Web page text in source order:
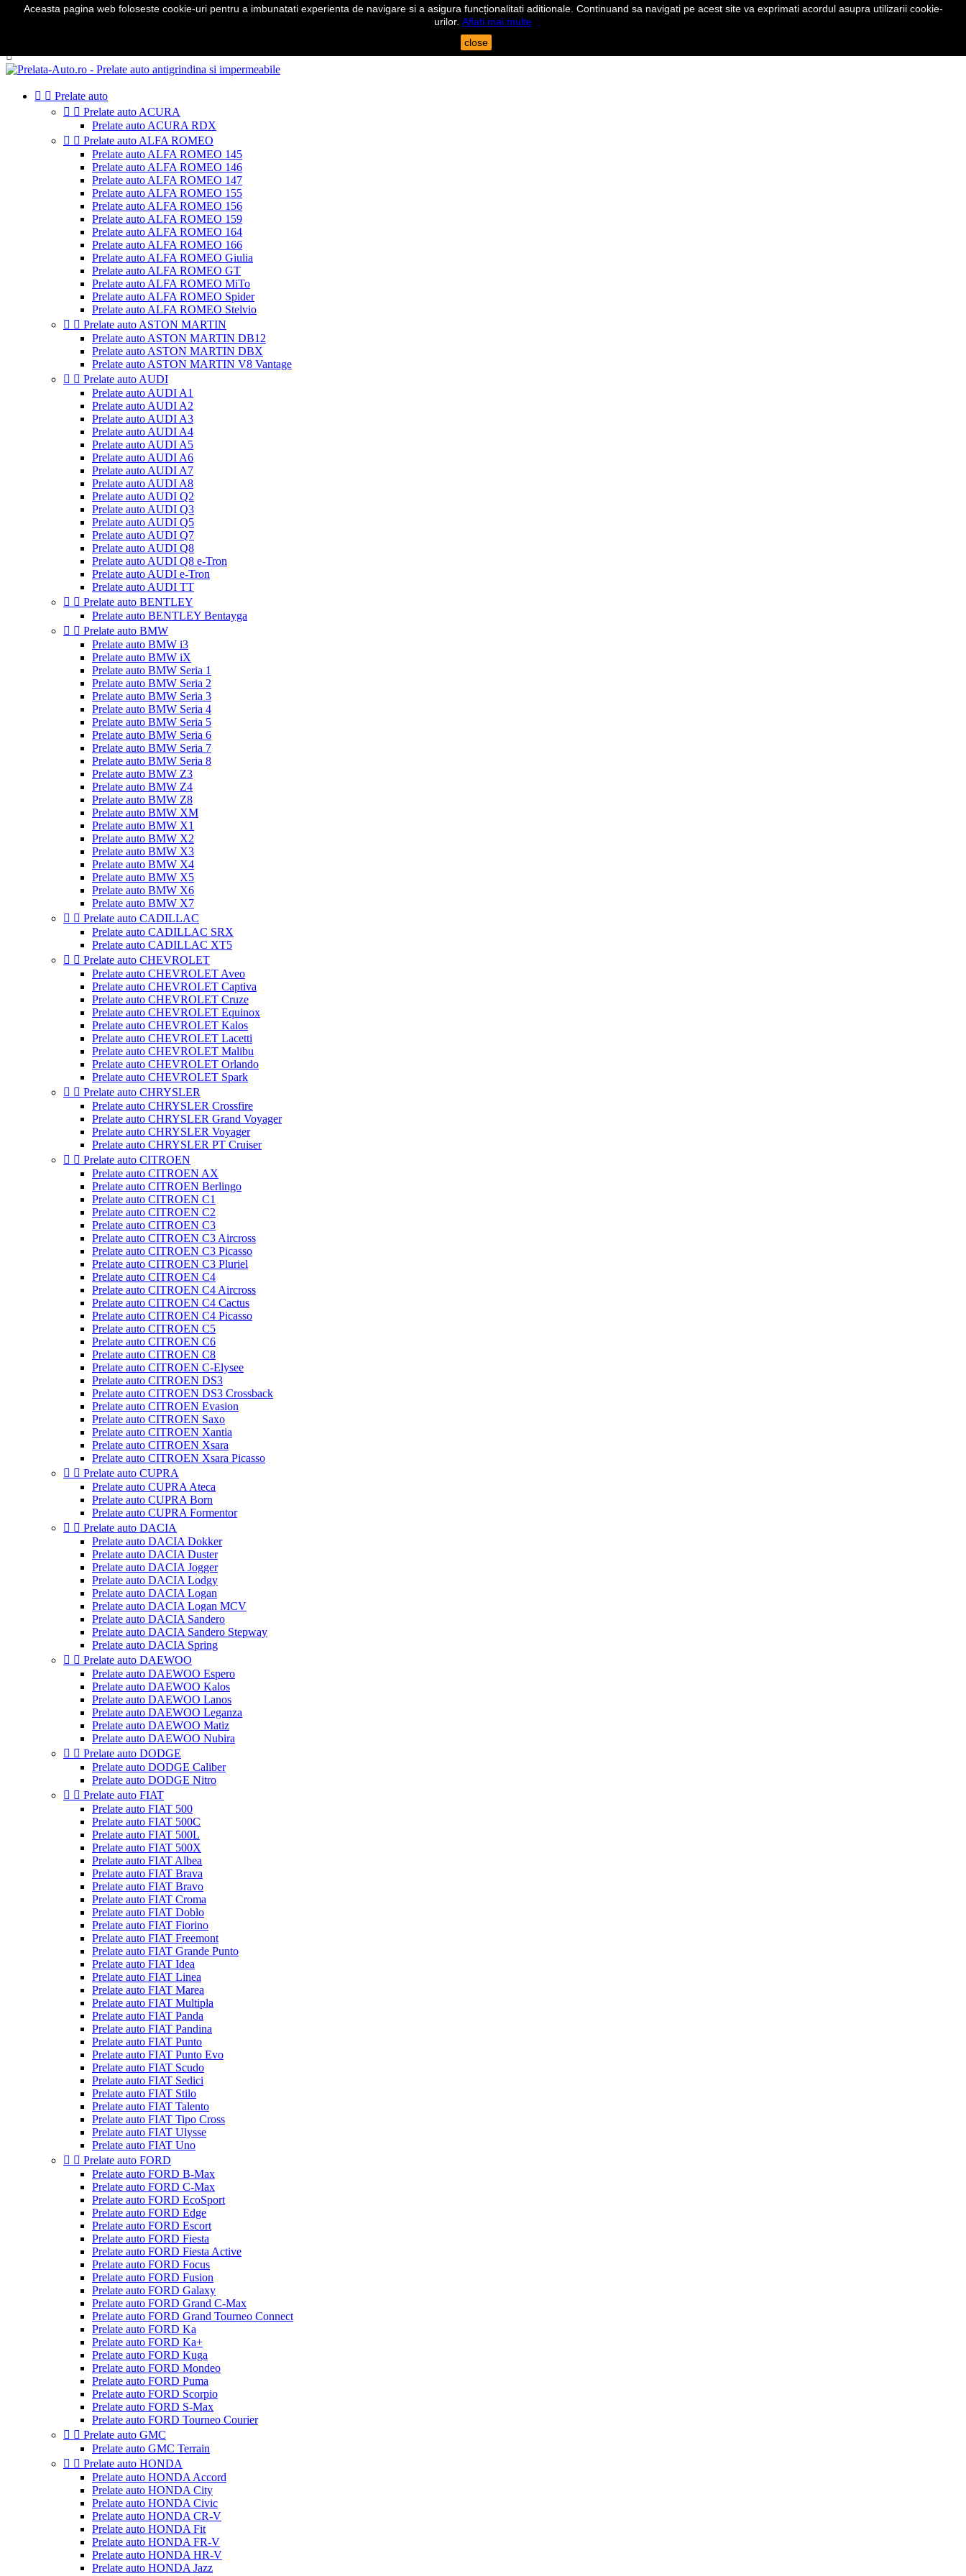
Telefon:0724 571 115

  Prelate auto
  Prelate auto ACURA
Prelate auto ACURA RDX
  Prelate auto ALFA ROMEO
Prelate auto ALFA ROMEO 145
Prelate auto ALFA ROMEO 146
Prelate auto ALFA ROMEO 147
Prelate auto ALFA ROMEO 155
Prelate auto ALFA ROMEO 156
Prelate auto ALFA ROMEO 159
Prelate auto ALFA ROMEO 164
Prelate auto ALFA ROMEO 166
Prelate auto ALFA ROMEO Giulia
Prelate auto ALFA ROMEO GT
Prelate auto ALFA ROMEO MiTo
Prelate auto ALFA ROMEO Spider
Prelate auto ALFA ROMEO Stelvio
  Prelate auto ASTON MARTIN
Prelate auto ASTON MARTIN DB12
Prelate auto ASTON MARTIN DBX
Prelate auto ASTON MARTIN V8 Vantage
  Prelate auto AUDI
Prelate auto AUDI A1
Prelate auto AUDI A2
Prelate auto AUDI A3
Prelate auto AUDI A4
Prelate auto AUDI A5
Prelate auto AUDI A6
Prelate auto AUDI A7
Prelate auto AUDI A8
Prelate auto AUDI Q2
Prelate auto AUDI Q3
Prelate auto AUDI Q5
Prelate auto AUDI Q7
Prelate auto AUDI Q8
Prelate auto AUDI Q8 e-Tron
Prelate auto AUDI e-Tron
Prelate auto AUDI TT
  Prelate auto BENTLEY
Prelate auto BENTLEY Bentayga
  Prelate auto BMW
Prelate auto BMW i3
Prelate auto BMW iX
Prelate auto BMW Seria 1
Prelate auto BMW Seria 2
Prelate auto BMW Seria 3
Prelate auto BMW Seria 4
Prelate auto BMW Seria 5
Prelate auto BMW Seria 6
Prelate auto BMW Seria 7
Prelate auto BMW Seria 8
Prelate auto BMW Z3
Prelate auto BMW Z4
Prelate auto BMW Z8
Prelate auto BMW XM
Prelate auto BMW X1
Prelate auto BMW X2
Prelate auto BMW X3
Prelate auto BMW X4
Prelate auto BMW X5
Prelate auto BMW X6
Prelate auto BMW X7
  Prelate auto CADILLAC
Prelate auto CADILLAC SRX
Prelate auto CADILLAC XT5
  Prelate auto CHEVROLET
Prelate auto CHEVROLET Aveo
Prelate auto CHEVROLET Captiva
Prelate auto CHEVROLET Cruze
Prelate auto CHEVROLET Equinox
Prelate auto CHEVROLET Kalos
Prelate auto CHEVROLET Lacetti
Prelate auto CHEVROLET Malibu
Prelate auto CHEVROLET Orlando
Prelate auto CHEVROLET Spark
  Prelate auto CHRYSLER
Prelate auto CHRYSLER Crossfire
Prelate auto CHRYSLER Grand Voyager
Prelate auto CHRYSLER Voyager
Prelate auto CHRYSLER PT Cruiser
  Prelate auto CITROEN
Prelate auto CITROEN AX
Prelate auto CITROEN Berlingo
Prelate auto CITROEN C1
Prelate auto CITROEN C2
Prelate auto CITROEN C3
Prelate auto CITROEN C3 Aircross
Prelate auto CITROEN C3 Picasso
Prelate auto CITROEN C3 Pluriel
Prelate auto CITROEN C4
Prelate auto CITROEN C4 Aircross
Prelate auto CITROEN C4 Cactus
Prelate auto CITROEN C4 Picasso
Prelate auto CITROEN C5
Prelate auto CITROEN C6
Prelate auto CITROEN C8
Prelate auto CITROEN C-Elysee
Prelate auto CITROEN DS3
Prelate auto CITROEN DS3 Crossback
Prelate auto CITROEN Evasion
Prelate auto CITROEN Saxo
Prelate auto CITROEN Xantia
Prelate auto CITROEN Xsara
Prelate auto CITROEN Xsara Picasso
  Prelate auto CUPRA
Prelate auto CUPRA Ateca
Prelate auto CUPRA Born
Prelate auto CUPRA Formentor
  Prelate auto DACIA
Prelate auto DACIA Dokker
Prelate auto DACIA Duster
Prelate auto DACIA Jogger
Prelate auto DACIA Lodgy
Prelate auto DACIA Logan
Prelate auto DACIA Logan MCV
Prelate auto DACIA Sandero
Prelate auto DACIA Sandero Stepway
Prelate auto DACIA Spring
  Prelate auto DAEWOO
Prelate auto DAEWOO Espero
Prelate auto DAEWOO Kalos
Prelate auto DAEWOO Lanos
Prelate auto DAEWOO Leganza
Prelate auto DAEWOO Matiz
Prelate auto DAEWOO Nubira
  Prelate auto DODGE
Prelate auto DODGE Caliber
Prelate auto DODGE Nitro
  Prelate auto FIAT
Prelate auto FIAT 500
Prelate auto FIAT 500C
Prelate auto FIAT 500L
Prelate auto FIAT 500X
Prelate auto FIAT Albea
Prelate auto FIAT Brava
Prelate auto FIAT Bravo
Prelate auto FIAT Croma
Prelate auto FIAT Doblo
Prelate auto FIAT Fiorino
Prelate auto FIAT Freemont
Prelate auto FIAT Grande Punto
Prelate auto FIAT Idea
Prelate auto FIAT Linea
Prelate auto FIAT Marea
Prelate auto FIAT Multipla
Prelate auto FIAT Panda
Prelate auto FIAT Pandina
Prelate auto FIAT Punto
Prelate auto FIAT Punto Evo
Prelate auto FIAT Scudo
Prelate auto FIAT Sedici
Prelate auto FIAT Stilo
Prelate auto FIAT Talento
Prelate auto FIAT Tipo Cross
Prelate auto FIAT Ulysse
Prelate auto FIAT Uno
  Prelate auto FORD
Prelate auto FORD B-Max
Prelate auto FORD C-Max
Prelate auto FORD EcoSport
Prelate auto FORD Edge
Prelate auto FORD Escort
Prelate auto FORD Fiesta
Prelate auto FORD Fiesta Active
Prelate auto FORD Focus
Prelate auto FORD Fusion
Prelate auto FORD Galaxy
Prelate auto FORD Grand C-Max
Prelate auto FORD Grand Tourneo Connect
Prelate auto FORD Ka
Prelate auto FORD Ka+
Prelate auto FORD Kuga
Prelate auto FORD Mondeo
Prelate auto FORD Puma
Prelate auto FORD Scorpio
Prelate auto FORD S-Max
Prelate auto FORD Tourneo Courier
  Prelate auto GMC
Prelate auto GMC Terrain
  Prelate auto HONDA
Prelate auto HONDA Accord
Prelate auto HONDA City
Prelate auto HONDA Civic
Prelate auto HONDA CR-V
Prelate auto HONDA Fit
Prelate auto HONDA FR-V
Prelate auto HONDA HR-V
Prelate auto HONDA Jazz
Aceasta pagina web foloseste cookie-uri pentru a imbunatati experienta de navigare si a asigura funcționalitati aditionale. Continuand sa navigati pe acest site va exprimati acordul asupra utilizarii cookie-
urilor. Aflati mai multe
close